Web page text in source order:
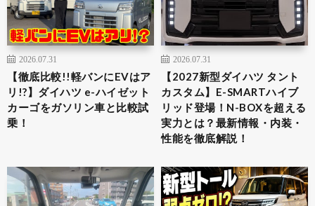
2026.07.31
【徹底比較!!軽バンにEVはア
リ!?】ダイハツ e-ハイゼット
カーゴをガソリン車と比較試
乗！
2026.07.31
【2027新型ダイハツ タント
カスタム】E-SMARTハイブ
リッド登場！N-BOXを超える
実力とは？最新情報・内装・
性能を徹底解説！